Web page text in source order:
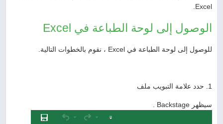
Excel.
الوصول إلى لوحة الطباعة في Excel
للوصول إلى لوحة الطباعة في Excel ، نقوم بالخطوات التالية.
1. حدد علامة التبويب ملف
سيظهر Backstage .